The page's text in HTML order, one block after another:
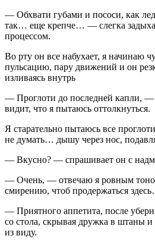
— Обхвати губами и пососи, как
так… еще крепче… — слегка
процессом.
Во рту он все набухает, я начинаю
пульсацию, пару движений и он
изливаясь внутрь
— Проглоти до последней капли, —
видит, что я пытаюсь оттолкнуться.
Я старательно пытаюсь все
не думать… дышу через нос,
— Вкусно? — спрашивает он с
— Очень, — отвечаю я ровным
смирению, чтоб продержаться
— Приятного аппетита, после
со стола, скрывая дружка в штаны и
из виду.